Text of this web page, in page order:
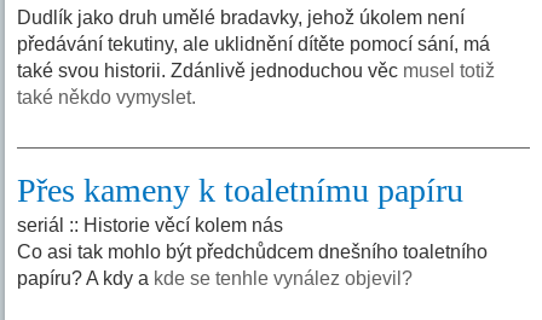
Dudlík jako druh umělé bradavky, jehož úkolem není
předávání tekutiny, ale uklidnění dítěte pomocí sání, má
také svou historii. Zdánlivě jednoduchou věc musel totiž
také někdo vymyslet.
Přes kameny k toaletnímu papíru
seriál :: Historie věcí kolem nás
Co asi tak mohlo být předchůdcem dnešního toaletního
papíru? A kdy a kde se tenhle vynález objevil?